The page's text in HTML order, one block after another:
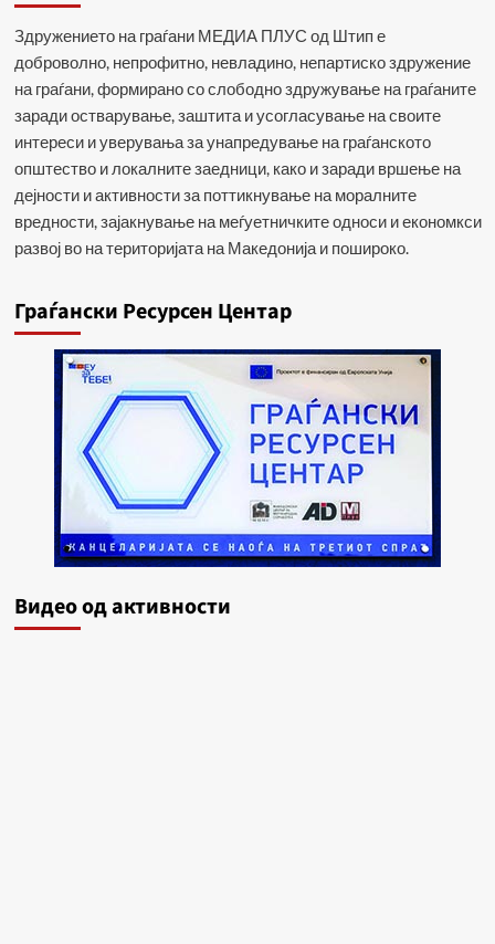
Здружението на граѓани МЕДИА ПЛУС од Штип е
доброволно, непрофитно, невладино, непартиско здружение
на граѓани, формирано со слободно здружување на граѓаните
заради остварување, заштита и усогласување на своите
интереси и уверувања за унапредување на граѓанското
општество и локалните заедници, како и заради вршење на
дејности и активности за поттикнување на моралните
вредности, зајакнување на меѓуетничките односи и економкси
развој во на територијата на Македонија и пошироко.
Граѓански Ресурсен Центар
Видеo од активности